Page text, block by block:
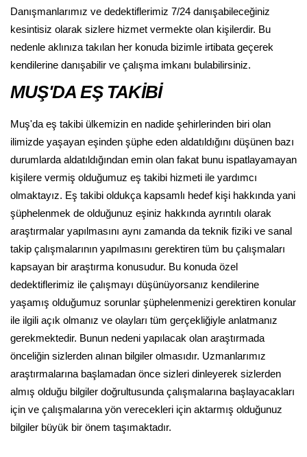
Danışmanlarımız ve dedektiflerimiz 7/24 danışabileceğiniz
kesintisiz olarak sizlere hizmet vermekte olan kişilerdir. Bu
nedenle aklınıza takılan her konuda bizimle irtibata geçerek
kendilerine danışabilir ve çalışma imkanı bulabilirsiniz.
MUŞ'DA EŞ TAKİBİ
Muş'da eş takibi ülkemizin en nadide şehirlerinden biri olan
ilimizde yaşayan eşinden şüphe eden aldatıldığını düşünen bazı
durumlarda aldatıldığından emin olan fakat bunu ispatlayamayan
kişilere vermiş olduğumuz eş takibi hizmeti ile yardımcı
olmaktayız. Eş takibi oldukça kapsamlı hedef kişi hakkında yani
şüphelenmek de olduğunuz eşiniz hakkında ayrıntılı olarak
araştırmalar yapılmasını aynı zamanda da teknik fiziki ve sanal
takip çalışmalarının yapılmasını gerektiren tüm bu çalışmaları
kapsayan bir araştırma konusudur. Bu konuda özel
dedektiflerimiz ile çalışmayı düşünüyorsanız kendilerine
yaşamış olduğumuz sorunlar şüphelenmenizi gerektiren konular
ile ilgili açık olmanız ve olayları tüm gerçekliğiyle anlatmanız
gerekmektedir. Bunun nedeni yapılacak olan araştırmada
önceliğin sizlerden alınan bilgiler olmasıdır. Uzmanlarımız
araştırmalarına başlamadan önce sizleri dinleyerek sizlerden
almış olduğu bilgiler doğrultusunda çalışmalarına başlayacakları
için ve çalışmalarına yön verecekleri için aktarmış olduğunuz
bilgiler büyük bir önem taşımaktadır.